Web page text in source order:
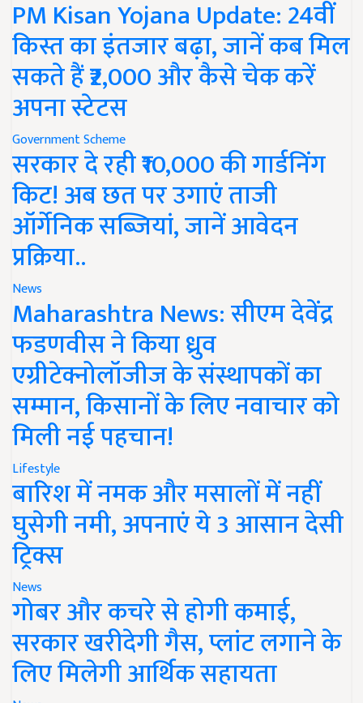
PM Kisan Yojana Update: 24वीं
किस्त का इंतजार बढ़ा, जानें कब मिल
सकते हैं ₹2,000 और कैसे चेक करें
अपना स्टेटस
Government Scheme
सरकार दे रही ₹10,000 की गार्डनिंग
किट! अब छत पर उगाएं ताजी
ऑर्गेनिक सब्जियां, जानें आवेदन
प्रक्रिया..
News
Maharashtra News: सीएम देवेंद्र
फडणवीस ने किया ध्रुव
एग्रीटेक्नोलॉजीज के संस्थापकों का
सम्मान, किसानों के लिए नवाचार को
मिली नई पहचान!
Lifestyle
बारिश में नमक और मसालों में नहीं
घुसेगी नमी, अपनाएं ये 3 आसान देसी
ट्रिक्स
News
गोबर और कचरे से होगी कमाई,
सरकार खरीदेगी गैस, प्लांट लगाने के
लिए मिलेगी आर्थिक सहायता